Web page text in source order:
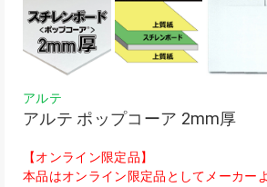
アルテ
アルテ ポップコーア 2mm厚
【オンライン限定品】
本品はオンライン限定品としてメーカー